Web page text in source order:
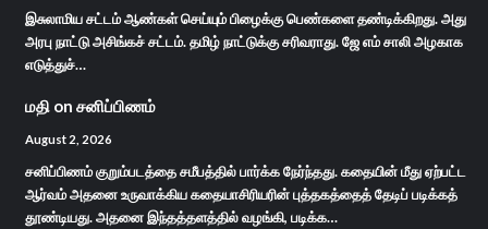
இசுலாமிய சட்டம் ஆண்கள் செய்யும் பிழைக்கு பெண்களை தண்டிக்கிறது. அது
அரபு நாட்டு அசிங்கச் சட்டம். தமிழ் நாட்டுக்கு சரிவராது. ஜே எம் சாலி அழகாக
எடுத்துச்…
மதி on சனிப்பிணம்
August 2, 2026
சனிப்பிணம் குறும்படத்தை சமீபத்தில் பார்க்க நேர்ந்தது. கதையின் மீது ஏற்பட்ட
ஆர்வம் அதனை உருவாக்கிய கதையாசிரியரின் புத்தகத்தைத் தேடிப் படிக்கத்
தூண்டியது. அதனை இந்தத்தளத்தில் வழங்கி, படிக்க…